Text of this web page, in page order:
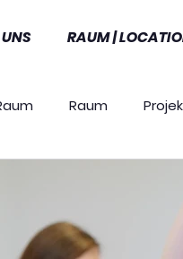
RAUM |
Raum